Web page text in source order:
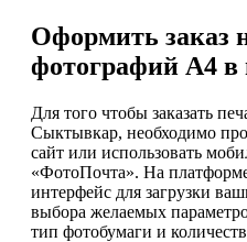
Оформить заказ
фотографий А4
Для того чтобы заказать
Сыктывкар, необходимо
сайт или использовать
«ФотоПочта». На
интерфейс для загрузки
выбора желаемых
тип фотобумаги и